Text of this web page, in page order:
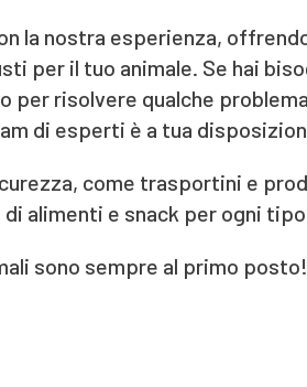
la nostra esperienza,
per il tuo animale. Se hai
risolvere qualche
di esperti è a tua
come trasportini e
di alimenti e snack per ogni
sono sempre al primo posto!